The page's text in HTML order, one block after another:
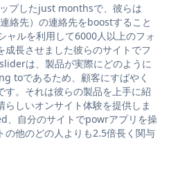
プしたjust monthsで、彼らは
絡先）の連絡先をboostすること
ルを利用して6000人以上のフォ
成長させました彼らのサイトでフ
は、製品が実際にどのように
toであるため、顧客にすばやく
。それは彼らの製品を上手に紹
しいオンサイト体験を提供しま
、自分のサイトでpowrアプリを操
の他のどの人よりも2.5倍長く関与